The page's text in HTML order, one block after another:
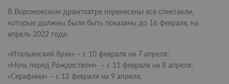
В Воронежском драмтеатре перенесены все спектакли,
которые должны были быть показаны до 16 февраля, на
апрель 2022 года:
«Итальянский брак» – с 10 февраля на 7 апреля;
«Ночь перед Рождеством» – с 11 февраля на 8 апреля;
«Серафима» – с 12 февраля на 9 апреля;